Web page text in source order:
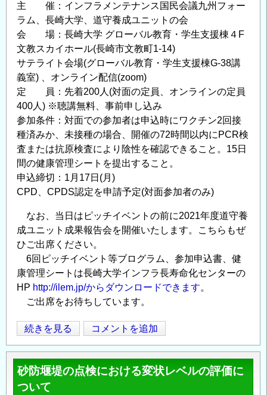
主 催：インフラメンテナンス国民会議九州フォー
ラム、長崎大学、道守養成ユニットの会
会 場：長崎大学 グローバル教育・学生支援棟４F
文教スカイホール(長崎市文教町1-14)
サテライト会場(グローバル教育・学生支援棟G-38講
義室) 、オンライン配信(zoom)
定 員：先着200人(対面の定員、オンラインの定員
400人) ※聴講無料、事前申し込み
参加条件：対面での参加者は申込時にワクチン2回接
種済みか、未接種の場合、開催の72時間以内にPCR検
査または抗原検査により陰性を確認できること。15日
間の健康管理シートを提出すること。
申込締切：1月17日(月)
CPD、CPDS認定を申請予定(対面参加者のみ)
なお、当日はピッチイベントの前に2021年度道守養
成ユニット成果報告会を開催いたします。こちらもぜ
ひご出席ください。
6回ピッチイベント等ブログラム、参加申込書、健
康管理シートは長崎大学インフラ長寿命化センターの
HP http://ilem.jp/からダウンロードできます。
ご出席をお待ちしています。
イ
ン
フ
ラ
メ
続きを見る コメントを追加
砂防堰堤の点検における変状レベルの評価に
ついて